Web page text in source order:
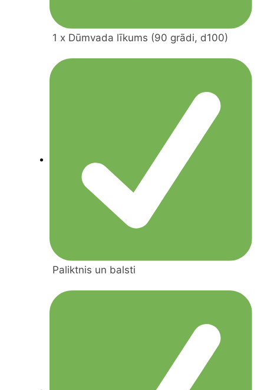
1 x Dūmvada līkums (90 grādi, d100)
Paliktnis un balsti